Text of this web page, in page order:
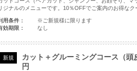
ジナルのメニューです。10％OFFでご案内のお得なク
用条件：
※ご新規様に限ります
効期限：
なし
新規
カット＋グルーミングコース（
円